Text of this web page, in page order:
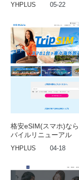
YHPLUS 05-22
格安eSIM(スマホ)な
バイルリニューアル
YHPLUS 04-18